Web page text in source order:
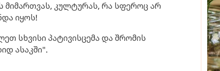
მიმართვას, კულტურას, რა სფეროც არ
იყოს!
სხვისი პატივისცემა და შრომის
ასაკში".